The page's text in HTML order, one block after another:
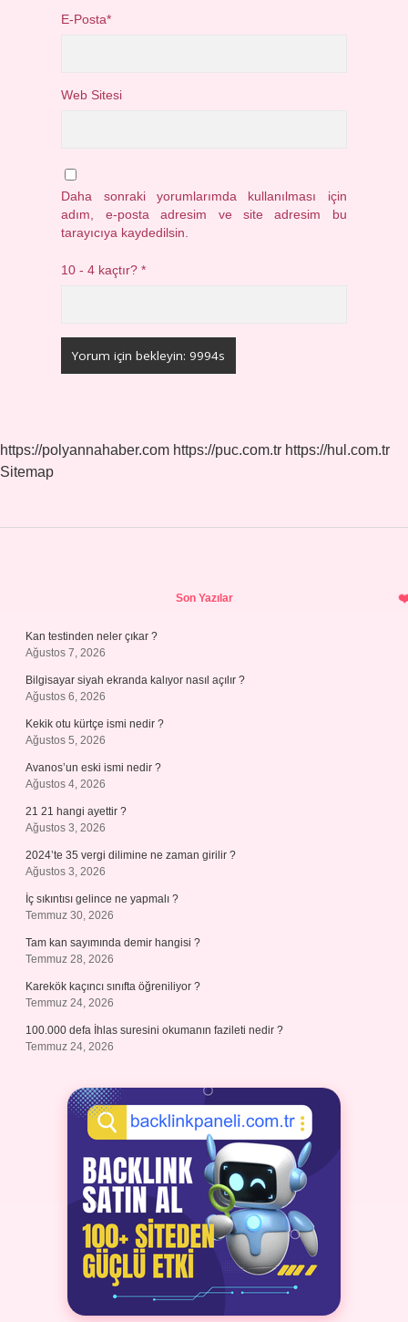
E-Posta*
Web Sitesi
Daha sonraki yorumlarımda kullanılması için
adım, e-posta adresim ve site adresim bu
tarayıcıya kaydedilsin.
10 - 4 kaçtır?*
https://polyannahaber.com https://puc.com.tr https://hul.com.tr
Sitemap
Son Yazılar
Kan testinden neler çıkar ?
Ağustos 7, 2026
Bilgisayar siyah ekranda kalıyor nasıl açılır ?
Ağustos 6, 2026
Kekik otu kürtçe ismi nedir ?
Ağustos 5, 2026
Avanos’un eski ismi nedir ?
Ağustos 4, 2026
21 21 hangi ayettir ?
Ağustos 3, 2026
2024’te 35 vergi dilimine ne zaman girilir ?
Ağustos 3, 2026
İç sıkıntısı gelince ne yapmalı ?
Temmuz 30, 2026
Tam kan sayımında demir hangisi ?
Temmuz 28, 2026
Karekök kaçıncı sınıfta öğreniliyor ?
Temmuz 24, 2026
100.000 defa İhlas suresini okumanın fazileti nedir ?
Temmuz 24, 2026